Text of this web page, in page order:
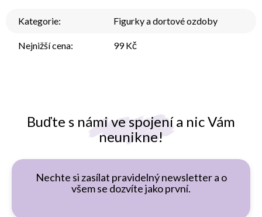
Buďte s námi ve spojení a nic Vám
neunikne!
Nechte si zasílat pravidelný newsletter a o
všem se dozvíte jako první.
Kategorie: Figurky a dortové ozdoby
Nejnižší cena: 99 Kč